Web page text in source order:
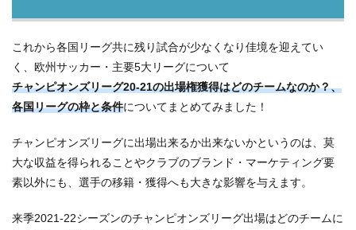
これから各国リーグ共に残り試合が少なくなり佳境を迎えてい
く、欧州サッカー・主要5大リーグについて
チャンピオンズリーグ20-21の出場権獲得はどのチームなのか？、
各国リーグの枠と条件についてまとめてみました！
チャンピオンズリーグに出場出来るか出来ないかというのは、莫
大な収益を得られることやクラブのブランド・マーケティング要
素以外にも、選手の移籍・獲得へも大きな影響を与えます。
来季2021-22シーズンのチャンピオンズリーグ出場はどのチームに